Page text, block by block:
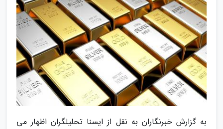
به گزارش خبرنگاران به نقل از ایسنا تحلیلگران اظهار می